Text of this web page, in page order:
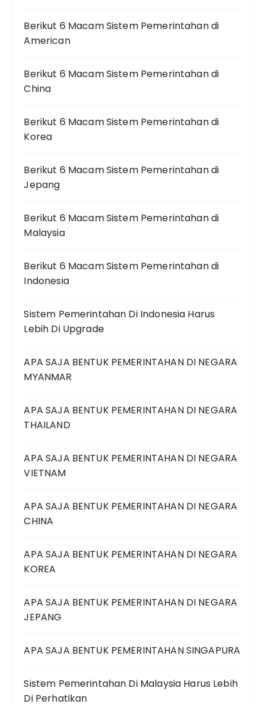
Berikut 6 Macam Sistem Pemerintahan di
American
Berikut 6 Macam Sistem Pemerintahan di
China
Berikut 6 Macam Sistem Pemerintahan di
Korea
Berikut 6 Macam Sistem Pemerintahan di
Jepang
Berikut 6 Macam Sistem Pemerintahan di
Malaysia
Berikut 6 Macam Sistem Pemerintahan di
Indonesia
Sistem Pemerintahan Di Indonesia Harus
Lebih Di Upgrade
APA SAJA BENTUK PEMERINTAHAN DI NEGARA
MYANMAR
APA SAJA BENTUK PEMERINTAHAN DI NEGARA
THAILAND
APA SAJA BENTUK PEMERINTAHAN DI NEGARA
VIETNAM
APA SAJA BENTUK PEMERINTAHAN DI NEGARA
CHINA
APA SAJA BENTUK PEMERINTAHAN DI NEGARA
KOREA
APA SAJA BENTUK PEMERINTAHAN DI NEGARA
JEPANG
APA SAJA BENTUK PEMERINTAHAN SINGAPURA
Sistem Pemerintahan Di Malaysia Harus Lebih
Di Perhatikan